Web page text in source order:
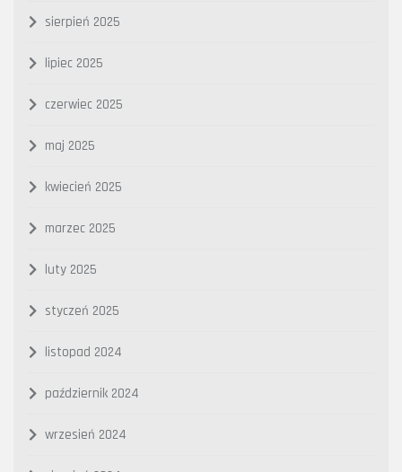
sierpień 2025
lipiec 2025
czerwiec 2025
maj 2025
kwiecień 2025
marzec 2025
luty 2025
styczeń 2025
listopad 2024
październik 2024
wrzesień 2024